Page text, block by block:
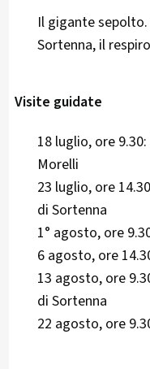
Il gigante
Sortenna, il
Visite guidate
18 luglio, ore
Morelli
23 luglio, ore
di Sortenna
1° agosto, ore
6 agosto, ore
13 agosto, ore
di Sortenna
22 agosto, ore